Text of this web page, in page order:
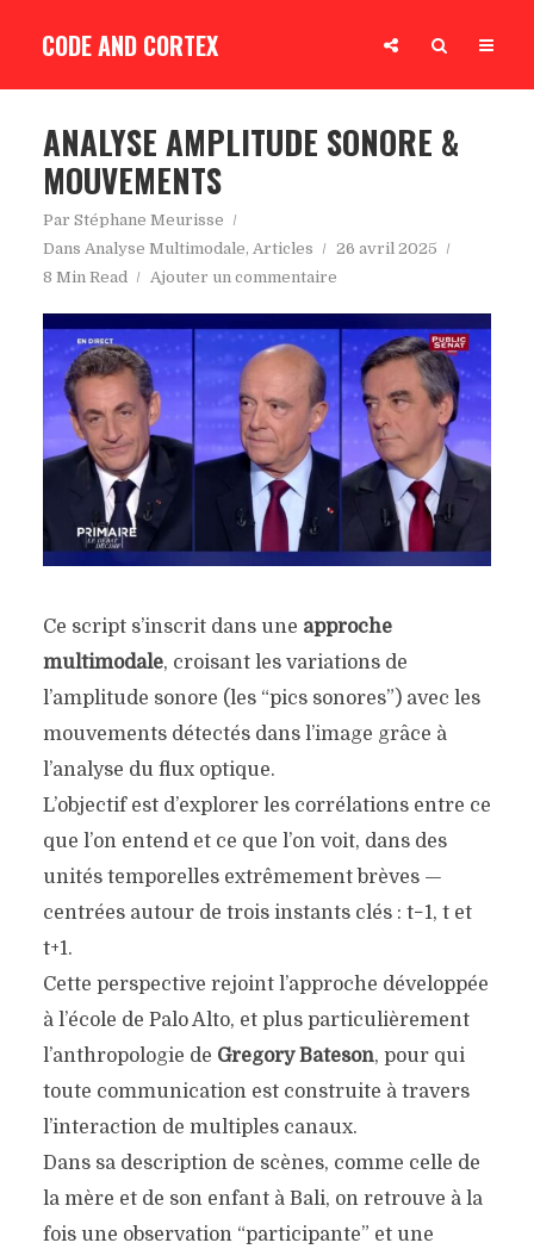
CODE AND CORTEX
ANALYSE AMPLITUDE SONORE &
MOUVEMENTS
Par Stéphane Meurisse
Dans Analyse Multimodale, Articles
26 avril 2025
8 Min Read
Ajouter un commentaire
Ce script s’inscrit dans une approche
multimodale, croisant les variations de
l’amplitude sonore (les “pics sonores”) avec les
mouvements détectés dans l’image grâce à
l’analyse du flux optique.
L’objectif est d’explorer les corrélations entre ce
que l’on entend et ce que l’on voit, dans des
unités temporelles extrêmement brèves —
centrées autour de trois instants clés : t−1 , tet
t+1 .
Cette perspective rejoint l’approche développée
à l’école de Palo Alto, et plus particulièrement
l’anthropologie de Gregory Bateson, pour qui
toute communication est construite à travers
l’interaction de multiples canaux.
Dans sa description de scènes, comme celle de
la mère et de son enfant à Bali, on retrouve à la
fois une observation “participante” et une